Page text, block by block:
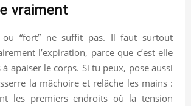
vraiment
ou “fort” ne suffit pas. Il faut surtout
l’expiration, parce que c’est elle
apaiser le corps. Si tu peux, pose aussi
la mâchoire et relâche les mains :
les premiers endroits où la tension